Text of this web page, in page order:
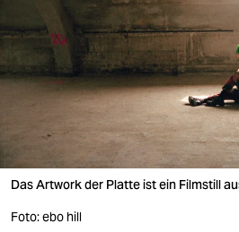
nord
wahrheit
verlag
verlag
Das Artwork der Platte ist ein Filmstill
Foto: ebo hill